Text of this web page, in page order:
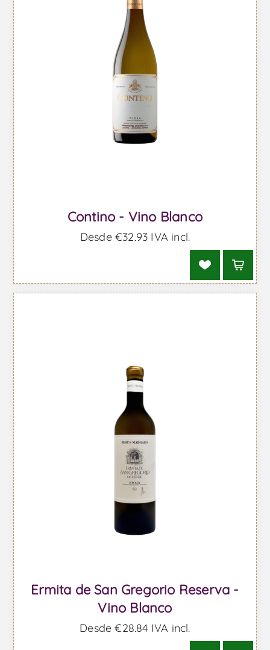
Contino - Vino Blanco
Desde €32,93 IVA incl.
Ermita de San Gregorio Reserva -
Vino Blanco
Desde €28,84 IVA incl.